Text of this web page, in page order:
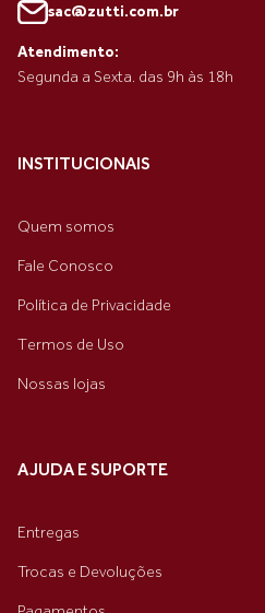
sac@zutti.com.br
Atendimento:
Segunda a Sexta. das 9h às 18h
INSTITUCIONAIS
Quem somos
Fale Conosco
Política de Privacidade
Termos de Uso
Nossas lojas
AJUDA E SUPORTE
Entregas
Trocas e Devoluções